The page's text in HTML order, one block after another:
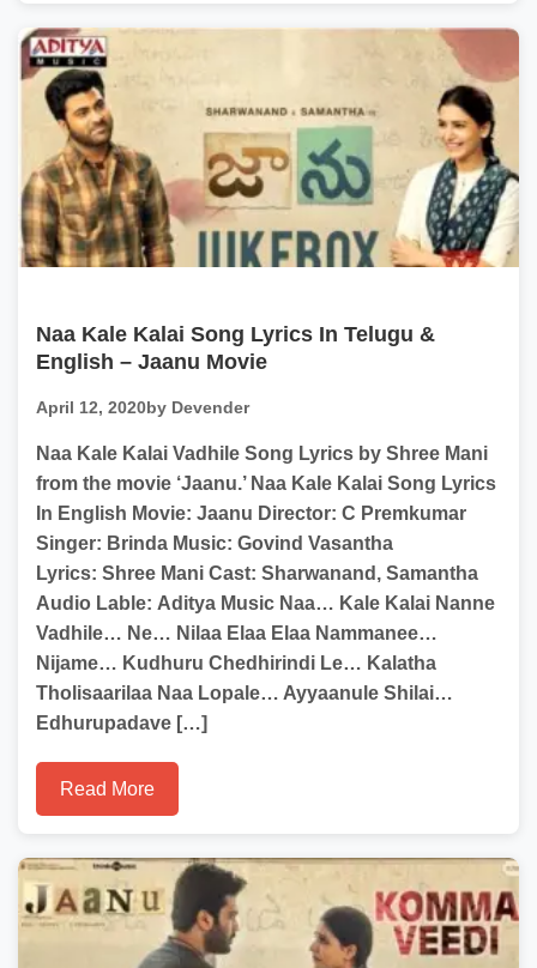
Naa Kale Kalai Song Lyrics In Telugu &
English – Jaanu Movie
April 12, 2020by Devender
Naa Kale Kalai Vadhile Song Lyrics by Shree Mani
from the movie ‘Jaanu.’ Naa Kale Kalai Song Lyrics
In English Movie: Jaanu Director: C Premkumar
Singer: Brinda Music: Govind Vasantha
Lyrics: Shree Mani Cast: Sharwanand, Samantha
Audio Lable: Aditya Music Naa… Kale Kalai Nanne
Vadhile… Ne… Nilaa Elaa Elaa Nammanee…
Nijame… Kudhuru Chedhirindi Le… Kalatha
Tholisaarilaa Naa Lopale… Ayyaanule Shilai…
Edhurupadave […]
Read More